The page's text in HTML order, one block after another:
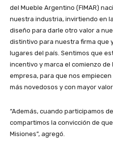
del Mueble Argentino (FIMAR)
nuestra industria, invirtiendo en
diseño para darle otro valor a
distintivo para nuestra firma que
lugares del país. Sentimos que
incentivo y marca el comienzo
empresa, para que nos
más novedosos y con mayor
“Además, cuando participamos
compartimos la convicción de
Misiones”, agregó.